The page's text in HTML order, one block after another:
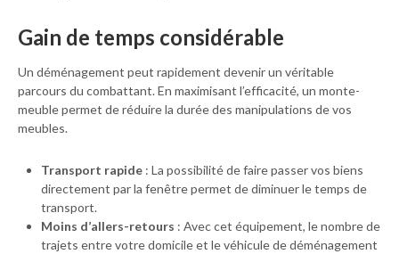
Gain de temps considérable
Un déménagement peut rapidement devenir un véritable
parcours du combattant. En maximisant l’efficacité, un monte-
meuble permet de réduire la durée des manipulations de vos
meubles.
Transport rapide : La possibilité de faire passer vos biens
directement par la fenêtre permet de diminuer le temps de
transport.
Moins d’allers-retours : Avec cet équipement, le nombre de
trajets entre votre domicile et le véhicule de déménagement